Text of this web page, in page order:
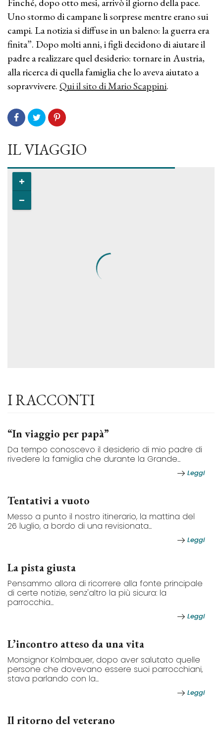
Uno stormo di campane li sorprese mentre erano sui
campi. La notizia si diffuse in un baleno: la guerra era
finita”. Dopo molti anni, i figli decidono di aiutare il
padre a realizzare quel desiderio: tornare in Austria,
alla ricerca di quella famiglia che lo aveva aiutato a
sopravvivere. Qui il sito di Mario Scappini.
IL VIAGGIO
I RACCONTI
“In viaggio per papà”
Da tempo conoscevo il desiderio di mio padre di
rivedere la famiglia che durante la Grande...
Leggi
Tentativi a vuoto
Messo a punto il nostro itinerario, la mattina del
26 luglio, a bordo di una revisionata...
Leggi
La pista giusta
Pensammo allora di ricorrere alla fonte principale
di certe notizie, senz'altro la più sicura: la
parrocchia...
Leggi
L’incontro atteso da una vita
Monsignor Kolmbauer, dopo aver salutato quelle
persone che dovevano essere suoi parrocchiani,
stava parlando con la...
Leggi
Il ritorno del veterano